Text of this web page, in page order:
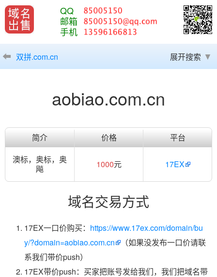
QQ
邮箱
手机
双拼.com.cn 展开搜索
aobiao.com.cn
简介 价格
平台
澳标，奥标，奥
飚
1000元 17EX
域名交易方式
17EX一口价购买： https://www.17ex.com/domain/bu
y/?domain=aobiao.com.cn
（如果没发布一口价请联
系我们带价push）
17EX带价push：买家把账号发给我们，我们把域名带